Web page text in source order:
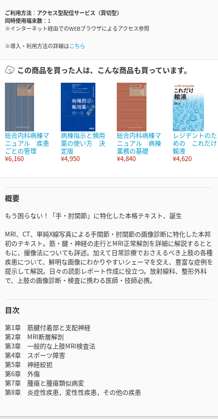
ご利用方法
アクセス型配信サービス（買切型）
同時使用端末数
1
※インターネット経由でのWEBブラウザによるアクセス参照
※導入・利用方法の詳細はこちら
この商品を買った人は、こんな商品も買っています。
総合内科病棟マ
ニュアル 疾患
ごとの管理
¥6,160
病棟指示と頻用
薬の使い方 決
定版
¥4,950
総合内科病棟マ
ニュアル 病棟
業務の基礎
¥4,840
レジデントのた
めの これだけ
輸液
¥4,620
概要
もう困らない！「手・肘関節」に特化した本格テキスト、誕生
MRI、CT、単純X線写真による手関節・肘関節の画像診断に特化した本邦
初のテキスト。筋・腱・神経の走行とMRI正常解剖を詳細に解説するとと
もに、撮像法についても詳述。加えて日常診療でおさえるべき上肢の各種
疾患について、鮮明な画像にわかりやすいシェーマを交え、豊富な症例を
提示して解説。日々の読影レポート作成に役立つ。放射線科、整形外科
で、上肢の画像診断・検査に携わる医師・技師必携。
目次
第1章 筋腱付着部と支配神経
第2章 MRI断層解剖
第3章 一般的な上肢MRI検査法
第4章 スポーツ障害
第5章 神経絞扼
第6章 外傷
第7章 腫瘍と腫瘍類似病変
第8章 炎症性疾患，変性性疾患，その他の疾患